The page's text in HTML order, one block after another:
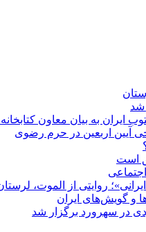
ایران به بیان معاون
آیین اربعین در حرم رضوی
است
روایتی از الموت، لرستان
و گویش‌های ایران
در سهرورد برگزار شد